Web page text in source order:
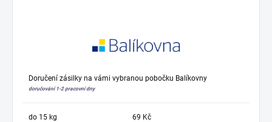
Doručení zásilky na vámi vybranou pobočku Balíkovny
doručování 1-2 pracovní dny
do 15 kg 69 Kč